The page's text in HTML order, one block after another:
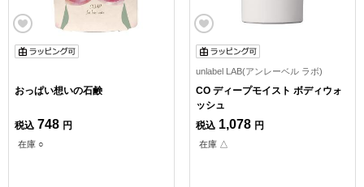
おっぱい想いの石鹸
税込 748 円
在庫 ○
unlabel LAB(アンレーベル ラボ)
CO ディープモイスト ボディウォ
ッシュ
税込 1,078 円
在庫 △